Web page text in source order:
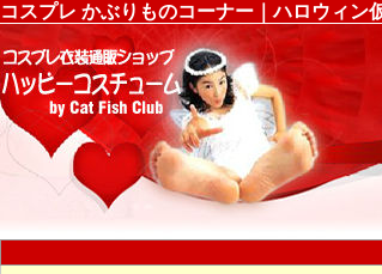
コスプレ かぶりものコーナー｜ハロウィン